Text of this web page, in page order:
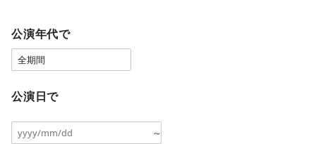
公演年代で
公演日で
～